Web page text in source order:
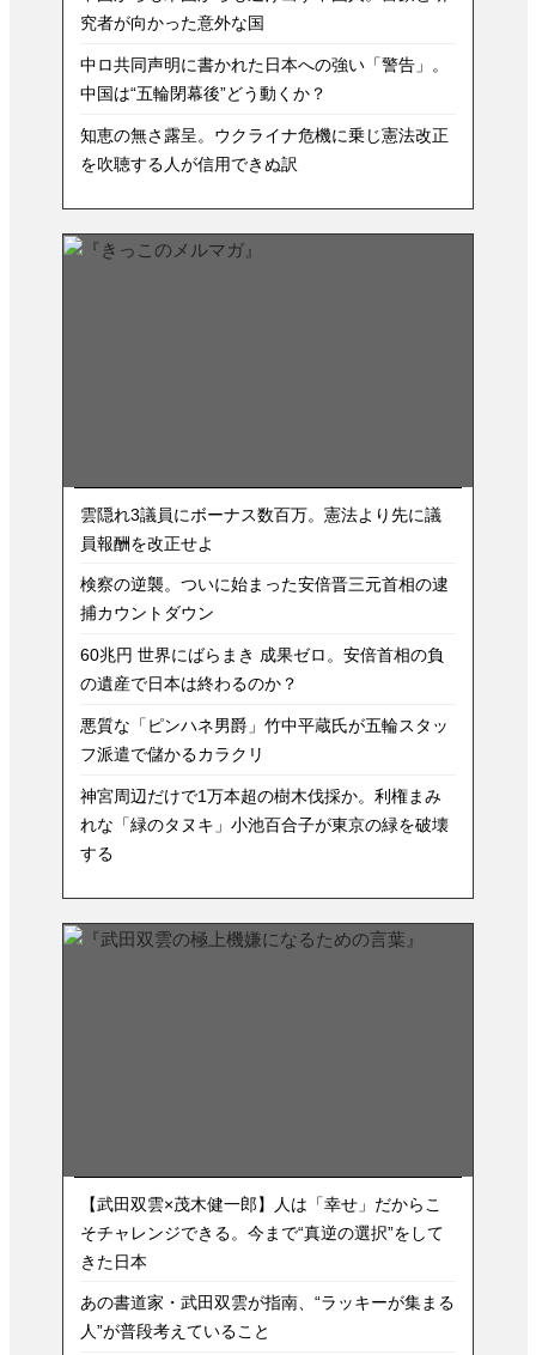
究者が向かった意外な国
中ロ共同声明に書かれた日本への強い「警告」。
中国は“五輪閉幕後”どう動くか？
知恵の無さ露呈。ウクライナ危機に乗じ憲法改正
を吹聴する人が信用できぬ訳
雲隠れ3議員にボーナス数百万。憲法より先に議
員報酬を改正せよ
検察の逆襲。ついに始まった安倍晋三元首相の逮
捕カウントダウン
60兆円 世界にばらまき 成果ゼロ。安倍首相の負
の遺産で日本は終わるのか？
悪質な「ピンハネ男爵」竹中平蔵氏が五輪スタッ
フ派遣で儲かるカラクリ
神宮周辺だけで1万本超の樹木伐採か。利権まみ
れな「緑のタヌキ」小池百合子が東京の緑を破壊
する
【武田双雲×茂木健一郎】人は「幸せ」だからこ
そチャレンジできる。今まで“真逆の選択”をして
きた日本
あの書道家・武田双雲が指南、“ラッキーが集まる
人”が普段考えていること